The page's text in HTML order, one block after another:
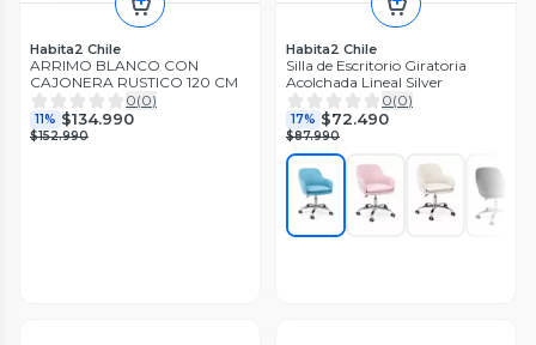
Habita2 Chile
ARRIMO BLANCO CON
CAJONERA RUSTICO 120 CM
0(0)
11% $134.990
$152.990
Habita2 Chile
Silla de Escritorio Giratoria
Acolchada Lineal Silver
0(0)
17% $72.490
$87.990